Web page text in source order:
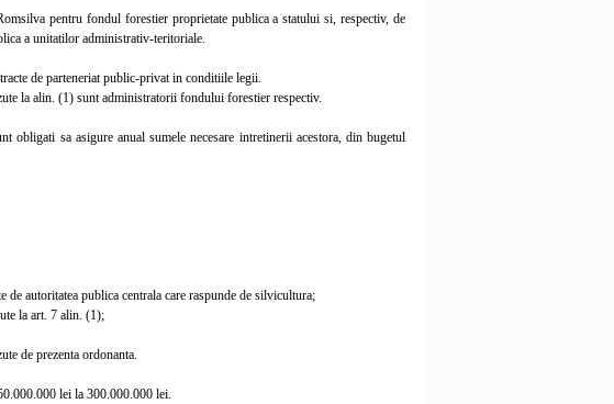
pentru fondul forestier proprietate publica a statului si, respectiv, de
a unitatilor administrativ-teritoriale.
de parteneriat public-privat in conditiile legii.
la alin. (1) sunt administratorii fondului forestier respectiv.
sa asigure anual sumele necesare intretinerii acestora, din bugetul
autoritatea publica centrala care raspunde de silvicultura;
la art. 7 alin. (1);
de prezenta ordonanta.
lei la 300.000.000 lei.